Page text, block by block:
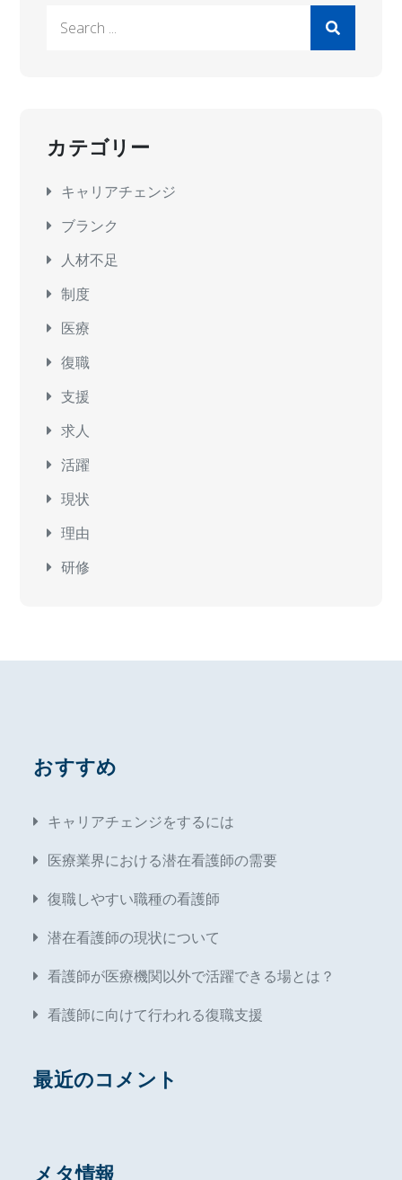
カテゴリー
キャリアチェンジ
ブランク
人材不足
制度
医療
復職
支援
求人
活躍
現状
理由
研修
おすすめ
キャリアチェンジをするには
医療業界における潜在看護師の需要
復職しやすい職種の看護師
潜在看護師の現状について
看護師が医療機関以外で活躍できる場とは？
看護師に向けて行われる復職支援
最近のコメント
メタ情報